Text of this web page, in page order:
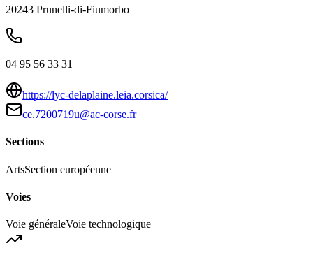
20243 Prunelli-di-Fiumorbo
04 95 56 33 31
https://lyc-delaplaine.leia.corsica/
ce.7200719u@ac-corse.fr
Sections
ArtsSection européenne
Voies
Voie généraleVoie technologique